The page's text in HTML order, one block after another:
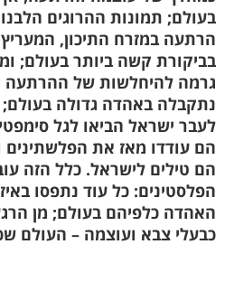
בעולם; תמונות ההרוגים
הרתעה במזרח התיכון,
בביקורת קשה ביותר בעולם;
גרמה להיחלשות של ההרתעה
נתקבלה באהדה גדולה
לעבר ישראל הביאו לגל
הם עודדו מאז את הפלשתינים
הם טילים לישראל. כלל הזה
הפלסטינים: כל עוד נתפסו
האהדה כלפיהם בעולם; מן
כבעלי צבא ועוצמה – העולם